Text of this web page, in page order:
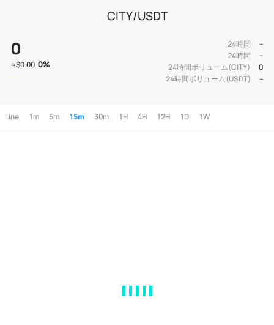
CITY/USDT
0
≈$0.00 0%
24時間
--
24時間
--
24時間ボリューム(CITY)
0
24時間ボリューム(USDT)
--
Line 1m 5m 15m 30m 1H 4H 12H 1D 1W